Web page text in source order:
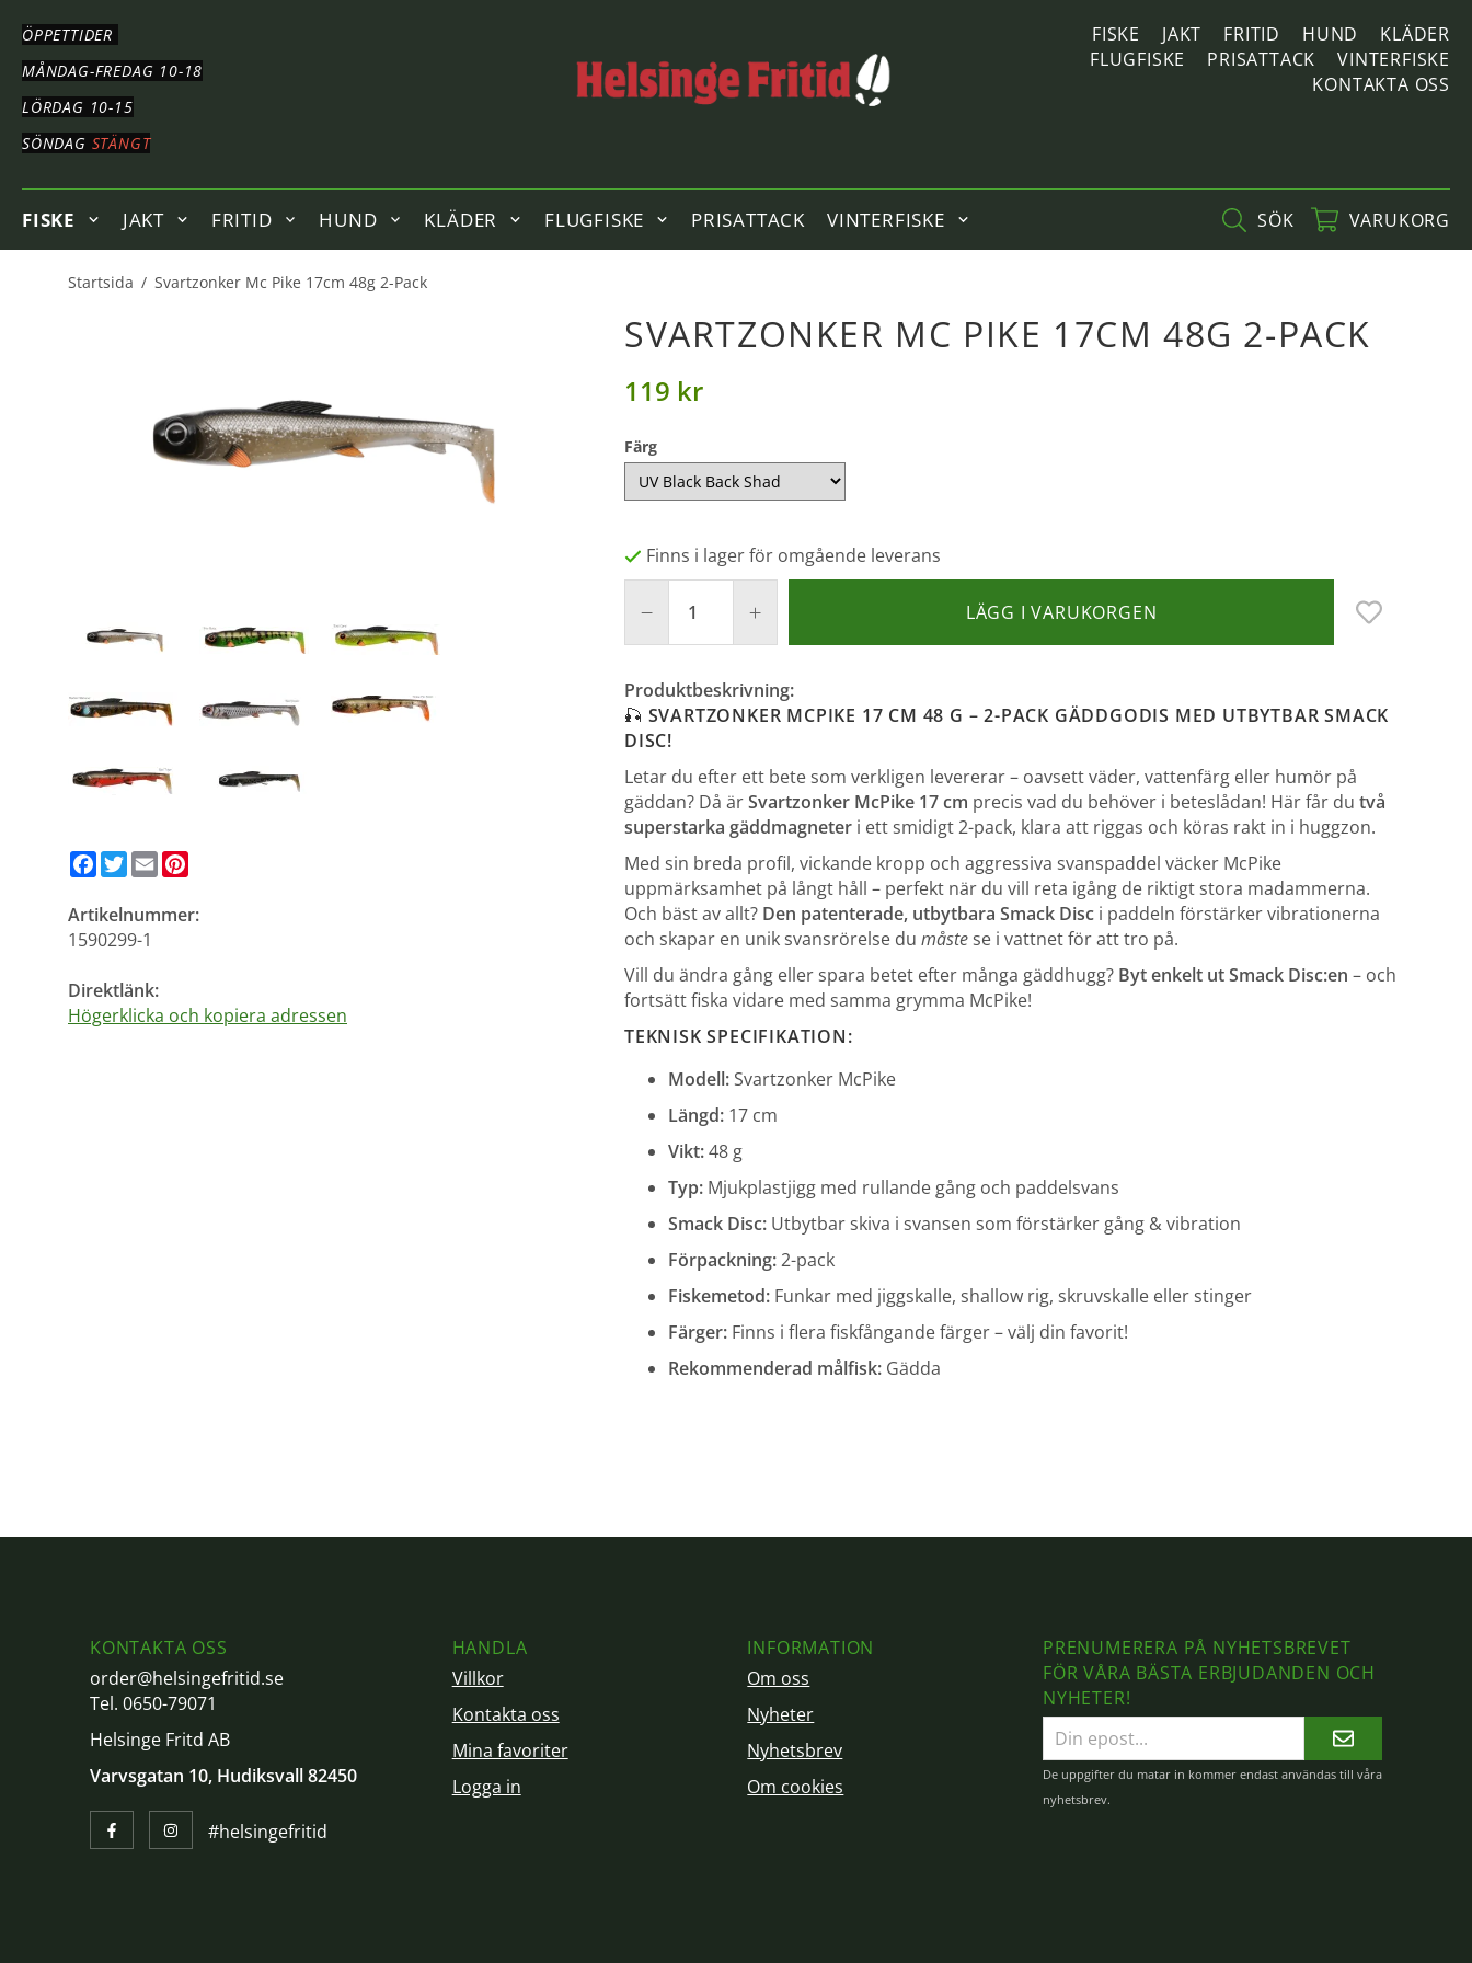
TILL
HUVUDNAVIGERINGHOPPA
TILL
HUVUDINNEHÅLLET
ÖPPETTIDER
MÅNDAG-FREDAG 10-18
LÖRDAG 10-15
SÖNDAG STÄNGT
FISKE JAKT FRITID HUND
KLÄDER
FLUGFISKE
PRISATTACK
VINTERFISKE
KONTAKTA OSS
FISKE JAKT FRITID HUND KLÄDER FLUGFISKE PRISATTACK VINTERFISKE SÖK VARUKORG
Startsida / Svartzonker Mc Pike 17cm 48g 2-Pack
SVARTZONKER MC PIKE 17CM 48G 2-PACK
119 kr
Färg
Finns i lager för omgående leverans
LÄGG I VARUKORGEN
Produktbeskrivning:
🎣 SVARTZONKER MCPIKE 17 CM 48 G – 2-PACK GÄDDGODIS MED UTBYTBAR SMACK
DISC!
Letar du efter ett bete som verkligen levererar – oavsett väder, vattenfärg eller humör på
gäddan? Då ärSvartzonker McPike 17 cm precis vad du behöver i beteslådan! Här får du två
superstarka gäddmagneter i ett smidigt 2-pack, klara att riggas och köras rakt in i huggzon.
Med sin breda profil, vickande kropp och aggressiva svanspaddel väcker McPike
uppmärksamhet på långt håll – perfekt när du vill reta igång de riktigt stora madammerna.
Och bäst av allt? Den patenterade, utbytbara Smack Disc i paddeln förstärker vibrationerna
och skapar en unik svansrörelse du måste se i vattnet för att tro på.
Vill du ändra gång eller spara betet efter många gäddhugg? Byt enkelt ut Smack Disc:en – och
fortsätt fiska vidare med samma grymma McPike!
TEKNISK SPECIFIKATION:
Modell:Svartzonker McPike
Längd: 17 cm
Vikt:48 g
Typ: Mjukplastjigg med rullande gång och paddelsvans
Smack Disc: Utbytbar skiva i svansen som förstärker gång & vibration
Förpackning:2-pack
Fiskemetod: Funkar med jiggskalle, shallow rig, skruvskalle eller stinger
Färger: Finns i flera fiskfångande färger – välj din favorit!
Rekommenderad målfisk: Gädda
Facebook
Twitter
Email
Artikelnummer:
1590299-1
Direktlänk:
Högerklicka och kopiera adressen
KONTAKTA OSS
order@helsingefritid.se
Tel. 0650-79071
Helsinge Fritd AB
Varvsgatan 10, Hudiksvall 82450
#helsingefritid
HANDLA
Villkor
Kontakta oss
Mina favoriter
Logga in
INFORMATION
Om oss
Nyheter
Nyhetsbrev
Om cookies
PRENUMERERA PÅ NYHETSBREVET
FÖR VÅRA BÄSTA ERBJUDANDEN OCH
NYHETER!
E-
postadress
De uppgifter du matar in kommer endast användas till våra
nyhetsbrev.